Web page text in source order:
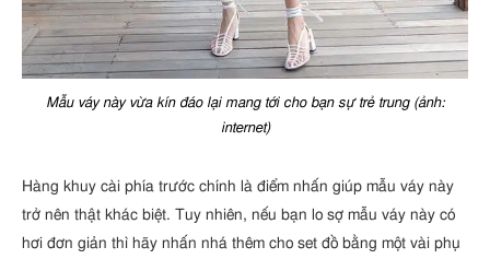
Mẫu váy này vừa kín đáo lại mang tới cho bạn sự trẻ trung (ảnh:
internet)
Hàng khuy cài phía trước chính là điểm nhấn giúp mẫu váy này
trở nên thật khác biệt. Tuy nhiên, nếu bạn lo sợ mẫu váy này có
hơi đơn giản thì hãy nhấn nhá thêm cho set đồ bằng một vài phụ